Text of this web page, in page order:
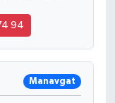
94
Manavgat